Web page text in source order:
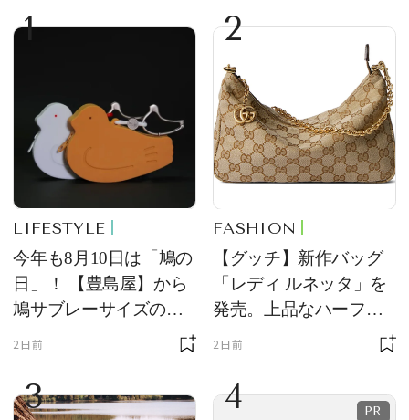
1
LIFESTYLE
今年も8月10日は「鳩の
日」！ 【豊島屋】から
鳩サブレーサイズのポ
ーチ「はとっこ」を限
2日前
2
FASHION
【グッチ】新作バッグ
「レディ ルネッタ」を
発売。上品なハーフム
ーン型がスタイリング
2日前
3 4